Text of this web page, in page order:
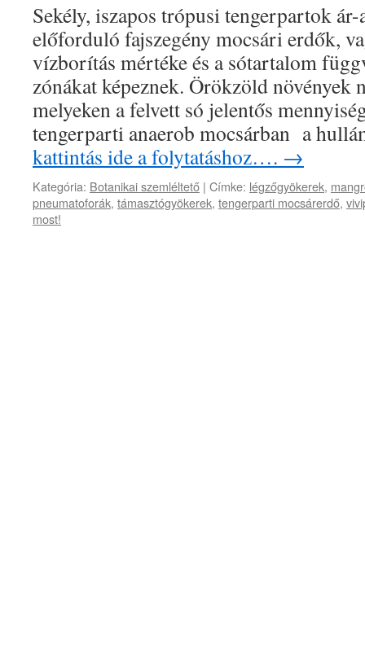
Sekély, iszapos trópusi tengerpartok
előforduló fajszegény mocsári erdők,
vízborítás mértéke és a sótartalom
zónákat képeznek. Örökzöld növények
melyeken a felvett só jelentős
tengerparti anaerob mocsárban a
kattintás ide a folytatáshoz…. →
Kategória: Botanikai szemléltető | Címke: légzőgyökerek,
pneumatoforák, támasztógyökerek, tengerparti mocsárerdő,
most!